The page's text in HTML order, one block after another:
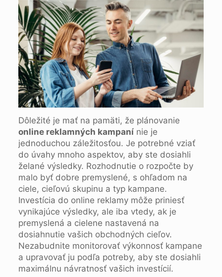
Dôležité je mať na pamäti, že plánovanie
online reklamných kampanínie je
jednoduchou záležitosťou. Je potrebné vziať
do úvahy mnoho aspektov, aby ste dosiahli
želané výsledky. Rozhodnutie o rozpočte by
malo byť dobre premyslené, s ohľadom na
ciele, cieľovú skupinu a typ kampane.
Investícia do online reklamy môže priniesť
vynikajúce výsledky, ale iba vtedy, ak je
premyslená a cielene nastavená na
dosiahnutie vašich obchodných cieľov.
Nezabudnite monitorovať výkonnosť kampane
a upravovať ju podľa potreby, aby ste dosiahli
maximálnu návratnosť vašich investícií.